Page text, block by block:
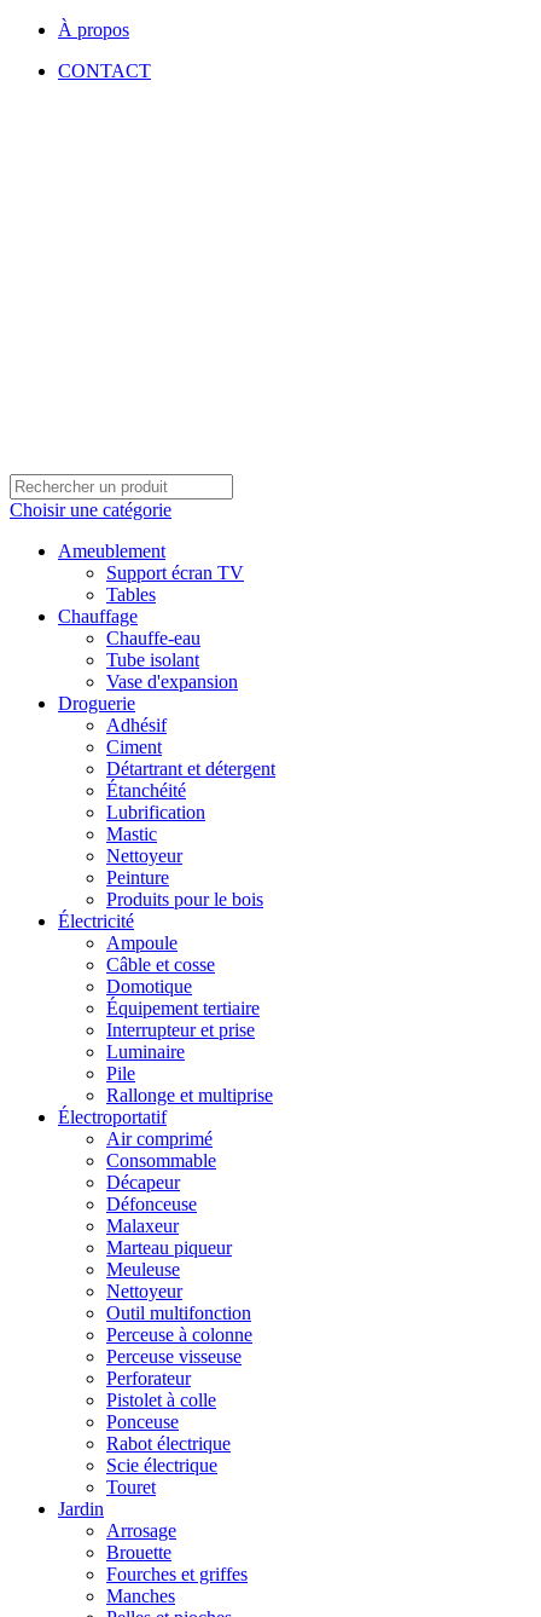
À propos
CONTACT
Choisir une catégorie
Ameublement
Support écran TV
Tables
Chauffage
Chauffe-eau
Tube isolant
Vase d'expansion
Droguerie
Adhésif
Ciment
Détartrant et détergent
Étanchéité
Lubrification
Mastic
Nettoyeur
Peinture
Produits pour le bois
Électricité
Ampoule
Câble et cosse
Domotique
Équipement tertiaire
Interrupteur et prise
Luminaire
Pile
Rallonge et multiprise
Électroportatif
Air comprimé
Consommable
Décapeur
Défonceuse
Malaxeur
Marteau piqueur
Meuleuse
Nettoyeur
Outil multifonction
Perceuse à colonne
Perceuse visseuse
Perforateur
Pistolet à colle
Ponceuse
Rabot électrique
Scie électrique
Touret
Jardin
Arrosage
Brouette
Fourches et griffes
Manches